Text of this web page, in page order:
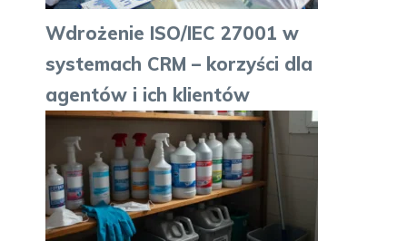
Wdrożenie ISO/IEC 27001 w
systemach CRM – korzyści dla
agentów i ich klientów